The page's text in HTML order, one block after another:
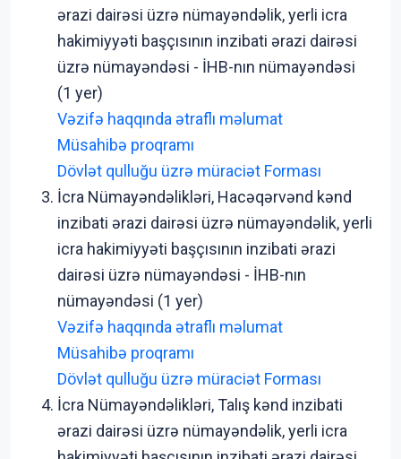
ərazi dairəsi üzrə nümayəndəlik, yerli icra
hakimiyyəti başçısının inzibati ərazi dairəsi
üzrə nümayəndəsi - İHB-nın nümayəndəsi
(1 yer)
Vəzifə haqqında ətraflı məlumat
Müsahibə proqramı
Dövlət qulluğu üzrə müraciət Forması
İcra Nümayəndəlikləri, Hacəqərvənd kənd
inzibati ərazi dairəsi üzrə nümayəndəlik, yerli
icra hakimiyyəti başçısının inzibati ərazi
dairəsi üzrə nümayəndəsi - İHB-nın
nümayəndəsi (1 yer)
Vəzifə haqqında ətraflı məlumat
Müsahibə proqramı
Dövlət qulluğu üzrə müraciət Forması
İcra Nümayəndəlikləri, Talış kənd inzibati
ərazi dairəsi üzrə nümayəndəlik, yerli icra